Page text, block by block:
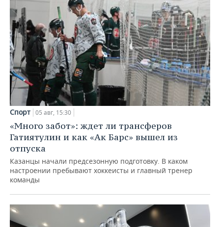
Спорт 05 авг, 15:30
«Много забот»: ждет ли трансферов
Гатиятулин и как «Ак Барс» вышел из
отпуска
Казанцы начали предсезонную подготовку. В каком
настроении пребывают хоккеисты и главный тренер
команды